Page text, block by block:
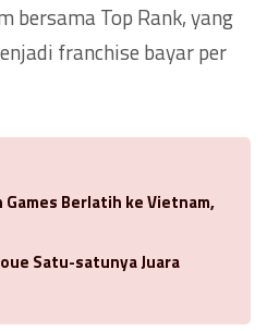
bersama Top Rank, yang
franchise bayar per
Berlatih ke Vietnam,
Satu-satunya Juara